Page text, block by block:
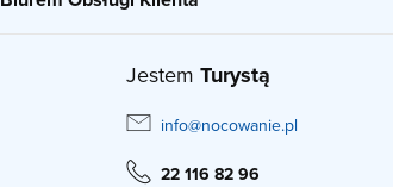
Jestem Turystą
info@nocowanie.pl
22 116 82 96